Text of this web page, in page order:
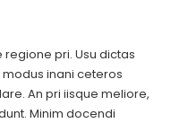
pri. Usu dictas
inani ceteros
An pri iisque meliore,
Minim docendi